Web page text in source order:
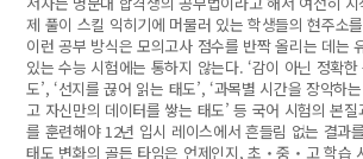
제 풀이 스킬 익히기에 머물러 있는 학생들의 현주소
이런 공부 방식은 모의고사 점수를 반짝 올리는 데는
있는 수능 시험에는 통하지 않는다. ‘감이 아닌 정확
도’, ‘선지를 끊어 읽는 태도’, ‘과목별 시간을 장악하
고 자신만의 데이터를 쌓는 태도’ 등 국어 시험의 본
를 훈련해야 12년 입시 레이스에서 흔들림 없는 결과
태도 변화의 골든 타임은 언제인지, 초‧중‧고 학습